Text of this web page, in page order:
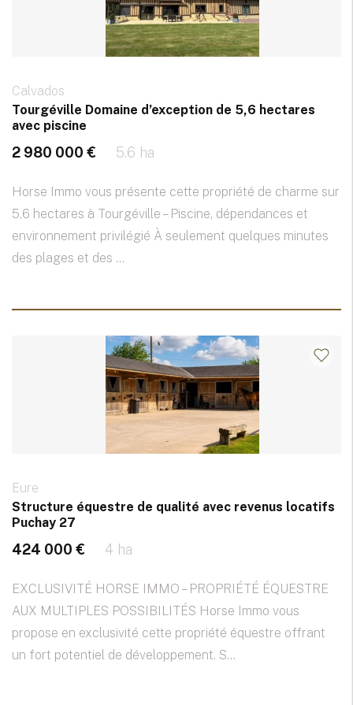
Calvados
Tourgéville Domaine d’exception de 5,6 hectares
avec piscine
2 980 000 € 5.6 ha
Horse Immo vous présente cette propriété de charme sur
5,6 hectares à Tourgéville – Piscine, dépendances et
environnement privilégié À seulement quelques minutes
des plages et des ...
Eure
Structure équestre de qualité avec revenus locatifs
Puchay 27
424 000 € 4 ha
EXCLUSIVITÉ HORSE IMMO – PROPRIÉTÉ ÉQUESTRE
AUX MULTIPLES POSSIBILITÉS Horse Immo vous
propose en exclusivité cette propriété équestre offrant
un fort potentiel de développement. S...